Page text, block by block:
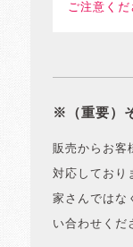
ご注意くだ
※（重要）
販売からお客
対応しており
家さんではな
い合わせくだ